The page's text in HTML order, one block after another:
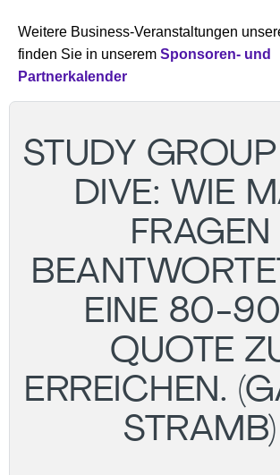
Weitere Business-Veranstaltungen
finden Sie in unserem Sponsoren- und
Partnerkalender
STUDY
DIVE: WIE
FRAGEN
EINE 80-
QUOTE
ERREICHEN.
STRAMB)